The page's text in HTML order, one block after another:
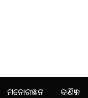
ମନୋରଞ୍ଜନ ବାଣିଜ୍ୟ